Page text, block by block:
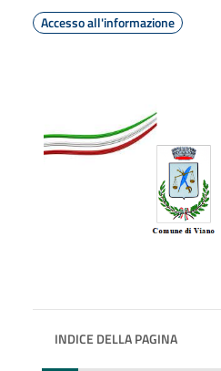
Accesso all'informazione
INDICE DELLA PAGINA